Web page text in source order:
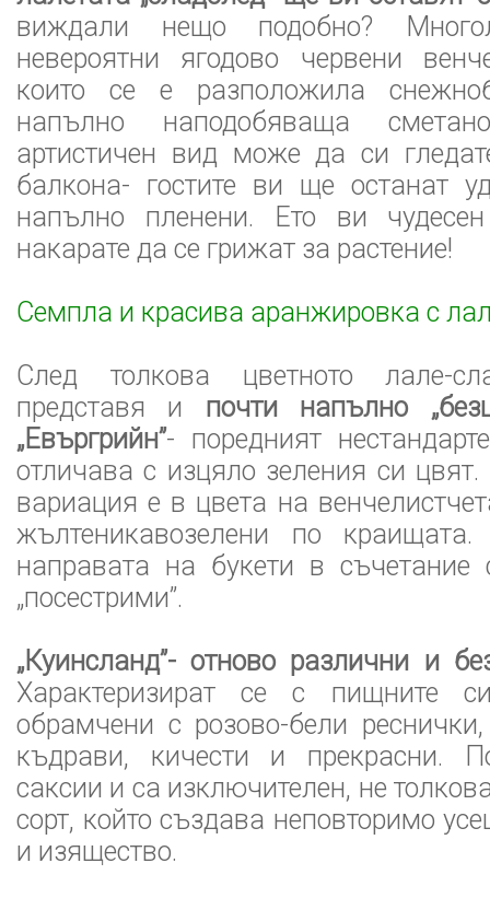
виждали нещо подобно?
невероятни ягодово червени
които се е разположила
напълно наподобяваща
артистичен вид може да си
балкона- гостите ви ще останат
напълно пленени. Ето ви
накарате да се грижат за растение!
Семпла и красива аранжировка с
След толкова цветното лале-
представя и почти напълно
„Евъргрийн”- поредният
отличава с изцяло зеления си
вариация е в цвета на
жълтеникавозелени по
направата на букети в съчетание
„посестрими”.
„Куинсланд”- отново различни и
Характеризират се с пищните си
обрамчени с розово-бели
къдрави, кичести и прекрасни.
саксии и са изключителен, не
сорт, който създава неповторимо
и изящество.